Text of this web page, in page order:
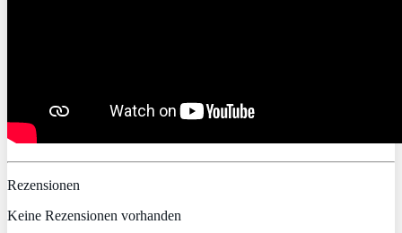
Rezensionen
Keine Rezensionen vorhanden